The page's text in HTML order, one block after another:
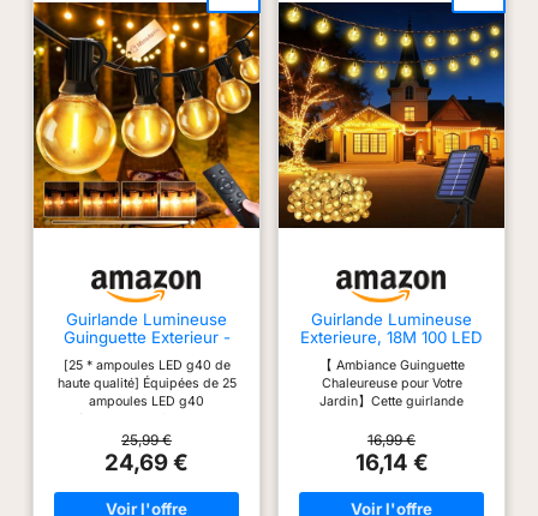
Guirlande Lumineuse
Guinguette Exterieur -
20M G40 LED Exterieure
Ampoules
[25 * ampoules LED g40 de
haute qualité] Équipées de 25
ampoules LED g40
principale) et de 2 ampoules de
remplacement en plastique de
haute qualité, luxueuses,
hautement translucides et
incassables, elles sont plus
25,99 €
24,69 €
Guirlande Lumineuse
Exterieure, 18M 100 LED
Guirlande Solaire
Exterieur
【 Ambiance Guinguette
Chaleureuse pour Votre
Jardin】Cette guirlande
18 m avec 100 ampoules LED
diffuse une lumière douce et
homogène qui crée
instantanément une ambiance
guinguette romantique et
16,99 €
16,14 €